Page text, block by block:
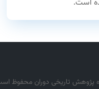
است.
پژوهش تاریخی دوران محفوظ